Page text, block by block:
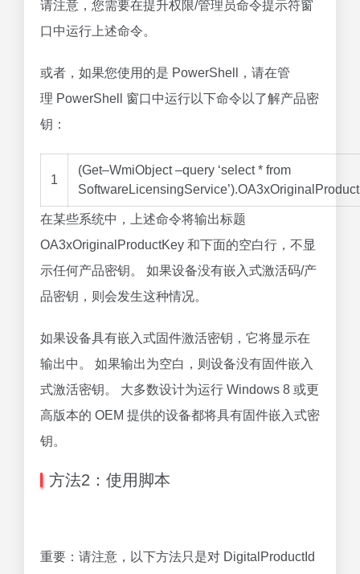
请注意，您需要在提升权限/管理员命令提示符窗
口中运行上述命令。
或者，如果您使用的是 PowerShell，请在管
理 PowerShell 窗口中运行以下命令以了解产品密
钥：
1
(Get–WmiObject–query ‘select * from
SoftwareLicensingService’).
在某些系统中，上述命令将输出标题
OA3xOriginalProductKey 和下面的空白行，不显
示任何产品密钥。 如果设备没有嵌入式激活码/产
品密钥，则会发生这种情况。
如果设备具有嵌入式固件激活密钥，它将显示在
输出中。 如果输出为空白，则设备没有固件嵌入
式激活密钥。 大多数设计为运行 Windows 8 或更
高版本的 OEM 提供的设备都将具有固件嵌入式密
钥。
方法2：使用脚本
重要：请注意，以下方法只是对 DigitalProductId